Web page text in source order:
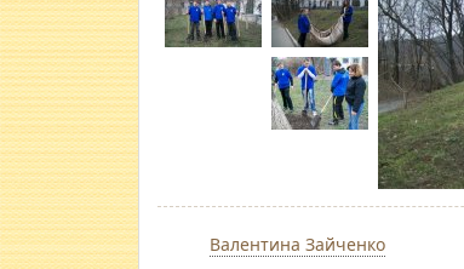
Валентина Зайченко